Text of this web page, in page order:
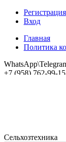
Регистрация
Вход
Главная
Политика
+7 (958) 762-99-15
Сельхозтехника